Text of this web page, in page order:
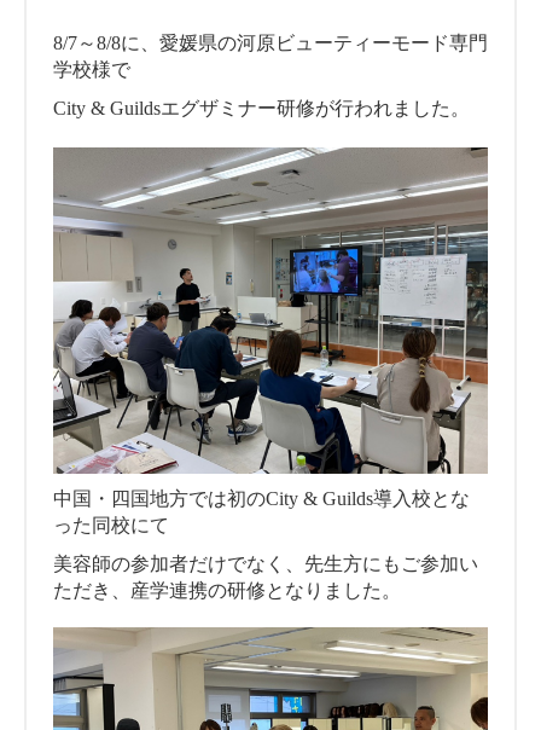
8/7～8/8に、愛媛県の河原ビューティーモード専門
学校様で
City & Guildsエグザミナー研修が行われました。
中国・四国地方では初のCity & Guilds導入校とな
った同校にて
美容師の参加者だけでなく、先生方にもご参加い
ただき、産学連携の研修となりました。